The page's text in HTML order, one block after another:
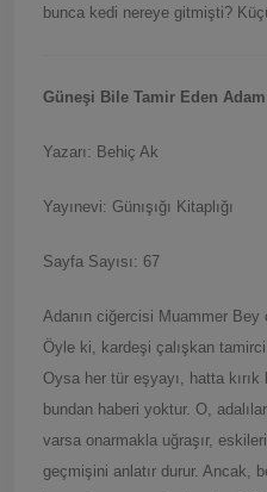
bunca kedi nereye gitmişti?
Güneşi Bile Tamir Eden Adam
Yazarı: Behiç Ak
Yayınevi: Günışığı Kitaplığı
Sayfa Sayısı: 67
Adanın ciğercisi Muammer Bey
Öyle ki, kardeşi çalışkan
Oysa her tür eşyayı, hatta
bundan haberi yoktur. O,
varsa onarmakla uğraşır,
geçmişini anlatır durur. Ancak,